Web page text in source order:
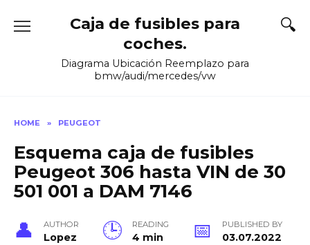
Caja de fusibles para
coches.
Diagrama Ubicación Reemplazo para
bmw/audi/mercedes/vw
HOME » PEUGEOT
Esquema caja de fusibles
Peugeot 306 hasta VIN de 30
501 001 a DAM 7146
AUTHOR
Lopez
READING
4 min
PUBLISHED BY
03.07.2022